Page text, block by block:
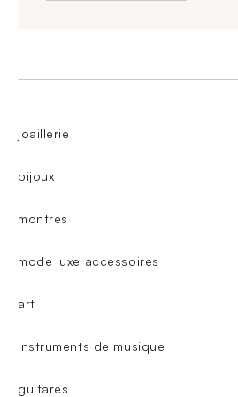
joaillerie
bijoux
montres
mode luxe accessoires
art
instruments de musique
guitares